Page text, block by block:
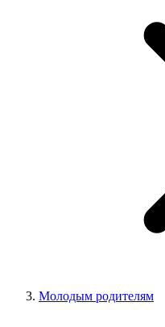
Молодым родителям